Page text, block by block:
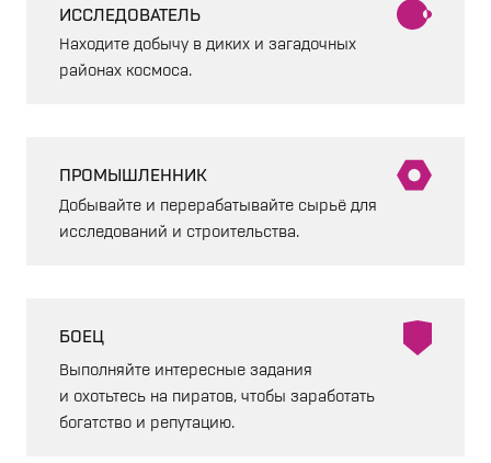
ИССЛЕДОВАТЕЛЬ
Находите добычу в диких и загадочных
районах космоса.
ПРОМЫШЛЕННИК
Добывайте и перерабатывайте сырьё для
исследований и строительства.
БОЕЦ
Выполняйте интересные задания
и охотьтесь на пиратов, чтобы заработать
богатство и репутацию.